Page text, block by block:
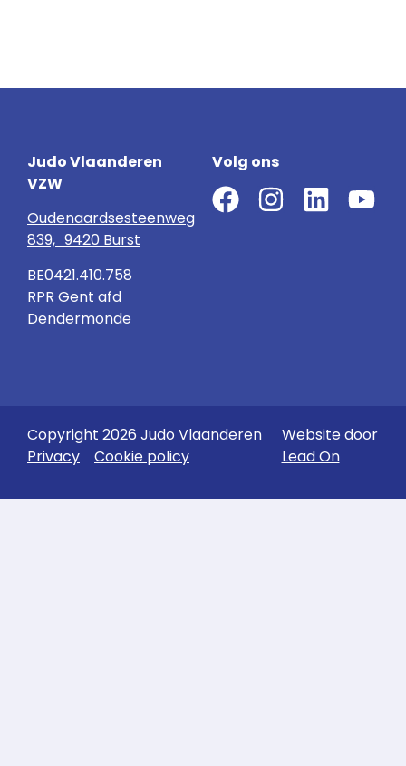
Judo Vlaanderen
VZW
Oudenaardsesteenweg
839, 9420 Burst
BE0421.410.758
RPR Gent afd
Dendermonde
Volg ons
Copyright 2026 Judo Vlaanderen
Privacy
Cookie policy
Website door
Lead On